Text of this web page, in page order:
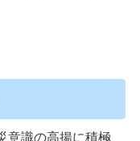
意識の高揚に積極